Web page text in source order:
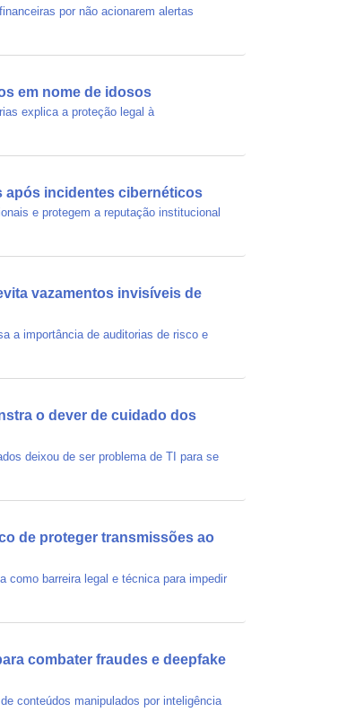
por não acionarem alertas
em nome de idosos
explica a proteção legal à
após incidentes cibernéticos
e protegem a reputação institucional
vazamentos invisíveis de
a importância de auditorias de risco e
o dever de cuidado dos
deixou de ser problema de TI para se
de proteger transmissões ao
como barreira legal e técnica para impedir
combater fraudes e deepfake
conteúdos manipulados por inteligência